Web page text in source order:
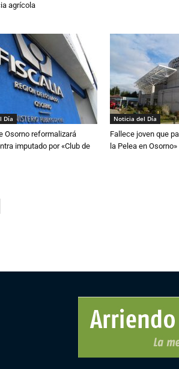
agrícola
Día
Osorno reformalizará
imputado por «Club de
Noticia del Día
Fallece joven que
la Pelea en Osorno»